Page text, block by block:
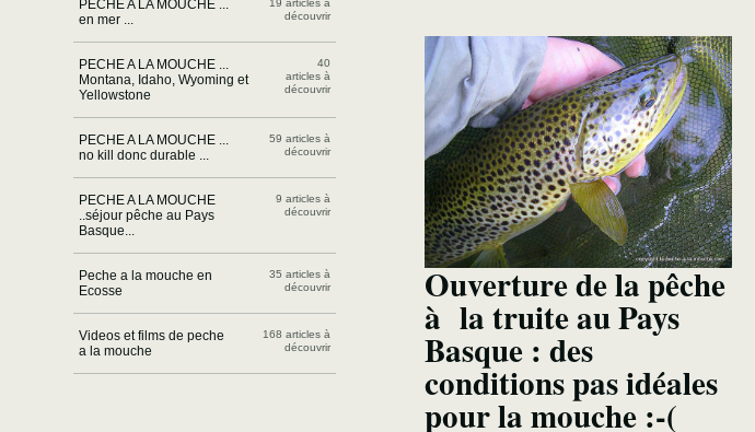
PECHE A LA MOUCHE ...
en mer ...
19 articles à
découvrir
PECHE A LA MOUCHE ...
Montana, Idaho, Wyoming et
Yellowstone
40
articles à
découvrir
PECHE A LA MOUCHE ...
no kill donc durable ...
59 articles à
découvrir
PECHE A LA MOUCHE
..séjour pêche au Pays
Basque...
9 articles à
découvrir
Peche a la mouche en
Ecosse
35 articles à
découvrir
Videos et films de peche
a la mouche
168 articles à
découvrir
Ouverture de la pêche
à la truite au Pays
Basque : des
conditions pas idéales
pour la mouche :-(